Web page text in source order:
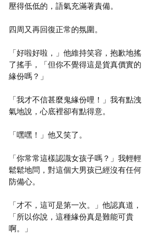
壓得低低的，語氣充滿著責備。
四周又再回復正常的氛圍。
「好啦好啦，」他維持笑容，抱歉地搖
了搖手，「但你不覺得這是貨真價實的
緣份嗎？」
「我才不信甚麼鬼緣份哩！」我有點洩
氣地說，心底裡卻有點得意。
「嘿嘿！」他又笑了。
「你常常這樣認識女孩子嗎？」我輕輕
鬆鬆地問，對這個大男孩已經沒有任何
防備心。
「才不，這可是第一次。」他認真道，
「所以你說，這種緣份真是難能可貴
啊。」